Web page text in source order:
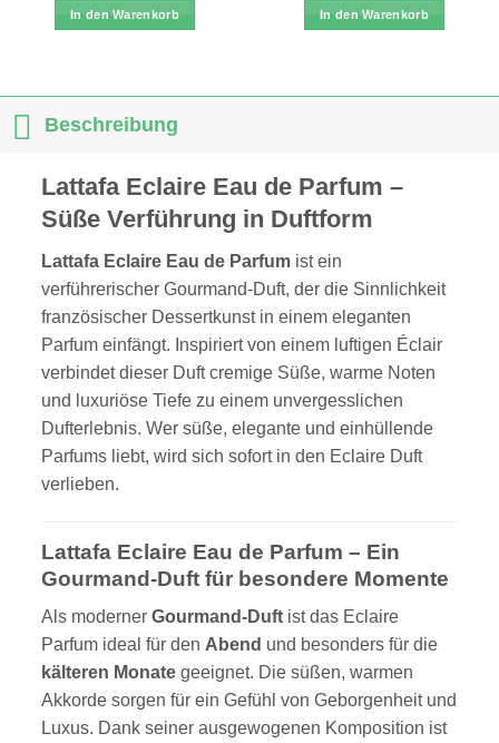
In den Warenkorb In den Warenkorb
Beschreibung
Lattafa Eclaire Eau de Parfum –
Süße Verführung in Duftform
Lattafa Eclaire Eau de Parfumist ein
verführerischer Gourmand-Duft, der die Sinnlichkeit
französischer Dessertkunst in einem eleganten
Parfum einfängt. Inspiriert von einem luftigen Éclair
verbindet dieser Duft cremige Süße, warme Noten
und luxuriöse Tiefe zu einem unvergesslichen
Dufterlebnis. Wer süße, elegante und einhüllende
Parfums liebt, wird sich sofort in den Eclaire Duft
verlieben.
Lattafa Eclaire Eau de Parfum – Ein
Gourmand-Duft für besondere Momente
Als moderner Gourmand-Duftist das Eclaire
Parfum ideal für den Abend und besonders für die
kälteren Monategeeignet. Die süßen, warmen
Akkorde sorgen für ein Gefühl von Geborgenheit und
Luxus. Dank seiner ausgewogenen Komposition ist